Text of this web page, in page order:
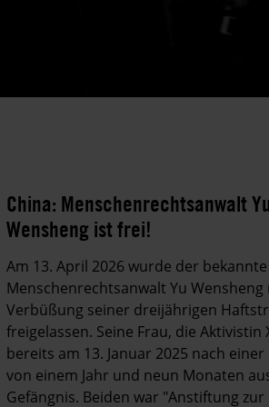
China: Menschenrechtsanwalt Yu
Wensheng ist frei!
Am 13. April 2026 wurde der bekannte
Menschenrechtsanwalt Yu Wensheng
Verbüßung seiner dreijährigen
freigelassen. Seine Frau, die Aktivistin
bereits am 13. Januar 2025 nach
von einem Jahr und neun Monaten
Gefängnis. Beiden war "Anstiftung zur